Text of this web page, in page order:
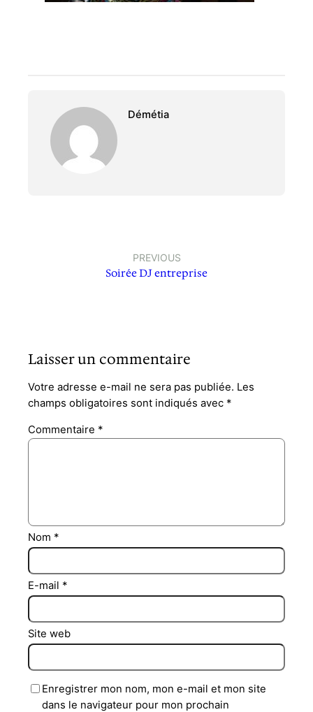
Démétia
PREVIOUS
Soirée DJ entreprise
Laisser un commentaire
Votre adresse e-mail ne sera pas publiée. Les
champs obligatoires sont indiqués avec *
Commentaire *
Nom *
E-mail *
Site web
Enregistrer mon nom, mon e-mail et mon site
dans le navigateur pour mon prochain